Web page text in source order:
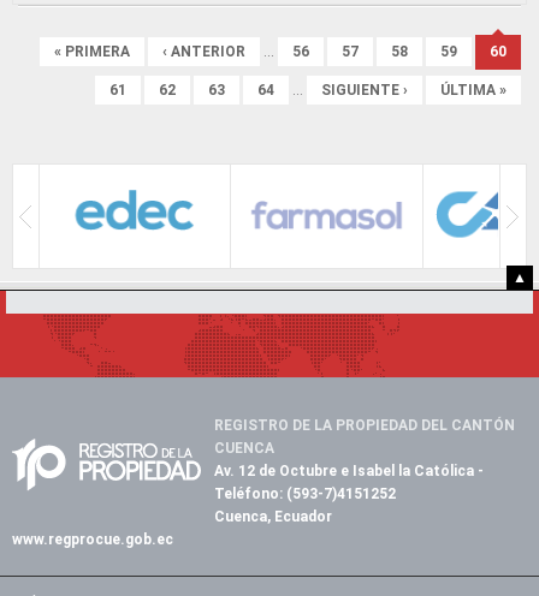
« PRIMERA ‹ ANTERIOR 56 57 58 59 60
61 62 63 64 SIGUIENTE › ÚLTIMA »
▲
REGISTRO DE LA PROPIEDAD DEL CANTÓN
CUENCA
Av. 12 de Octubre e Isabel la Católica -
Teléfono: (593-7)4151252
Cuenca, Ecuador
www.regprocue.gob.ec